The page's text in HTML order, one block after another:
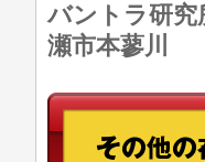
バントラ研
瀬市本蓼川